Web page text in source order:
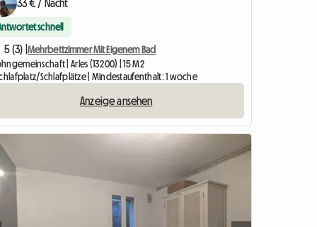
33 € / Nacht
schnell
5 (3) | Mehrbettzimmer Mit Eigenem Bad
| Arles (13200) | 15 M2
Schlafplätze | Mindestaufenthalt: 1 woche
Anzeige ansehen